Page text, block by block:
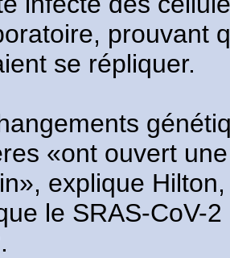
prouvant
se répliquer.
«ont ouvert
explique
le SRAS-CoV-